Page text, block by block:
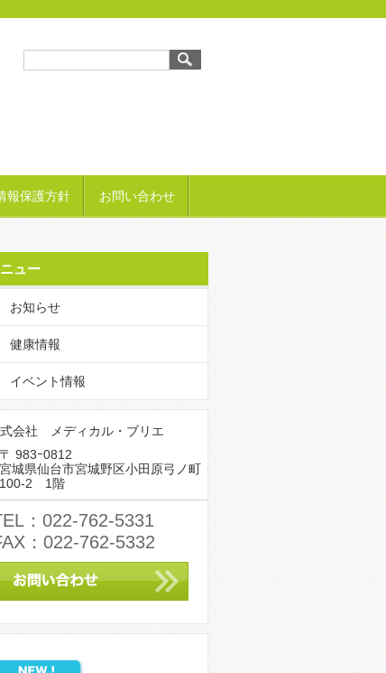
報保護方針 お問い合わせ
ュー
お知らせ
健康情報
イベント情報
会社 メディカル・ブリエ
〒 983ｰ0812
宮城県仙台市宮城野区小田原弓ノ町
100-2 1階
：022-762-5331
：022-762-5332